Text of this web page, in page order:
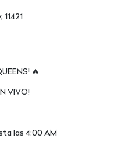
🔥
VIVO!
las 4:00 AM